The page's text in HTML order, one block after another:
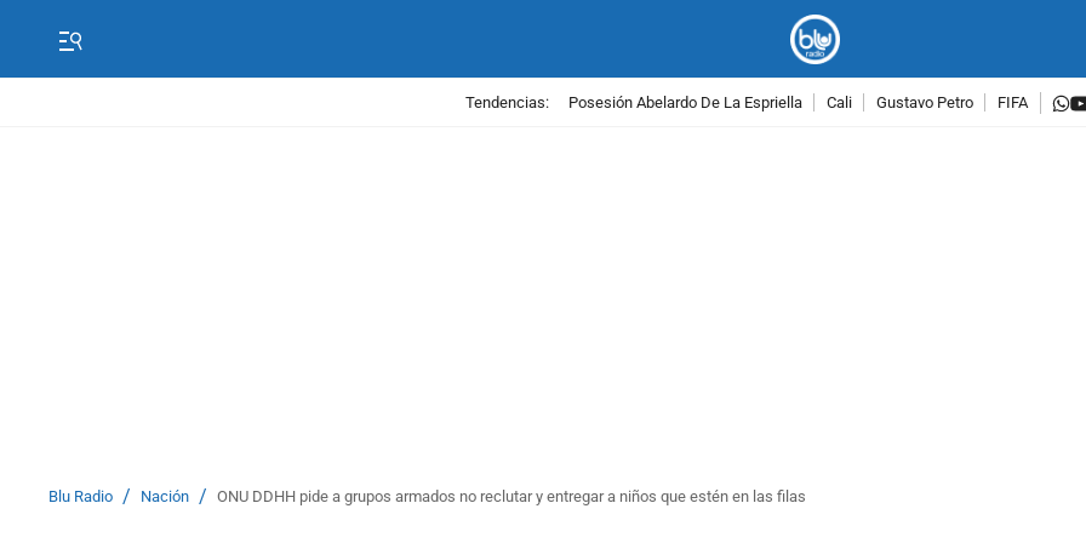
Tendencias: Posesión Abelardo De La Espriella Cali Gustavo Petro FIFA
Blu Radio / Nación / ONU DDHH pide a grupos armados no reclutar y entregar a niños que estén en las filas